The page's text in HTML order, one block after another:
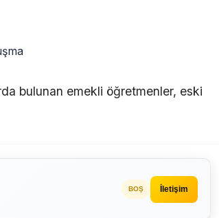
bulunan emekli öğretmenler, eski
BOŞ İletişim